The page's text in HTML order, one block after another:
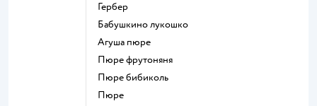
гербер
бабушкино лукошко
агуша пюре
пюре фрутоняня
пюре бибиколь
пюре